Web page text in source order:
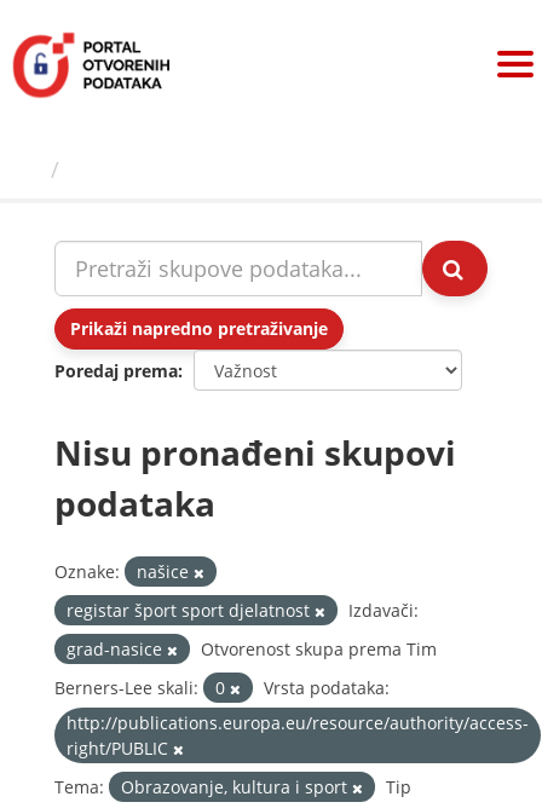
sadržaj
Prikaži napredno pretraživanje
Poredaj prema
Nisu pronađeni skupovi
podataka
Oznake:
našice
registar šport sport djelatnost
Izdavači:
grad-nasice
Otvorenost skupa prema Tim
Berners-Lee skali:
0
Vrsta podataka:
http://publications.europa.eu/resource/authority/access-
right/PUBLIC
Tema:
Obrazovanje, kultura i sport
Tip